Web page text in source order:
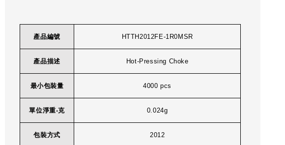
產品編號 HTTH2012FE-1R0MSR
產品描述 Hot-Pressing Choke
最小包裝量 4000 pcs
單位淨重-克 0.024g
包裝方式 2012